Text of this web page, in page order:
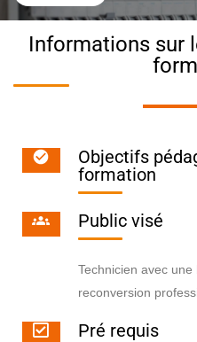
Informations sur
Objectifs
formation
Public visé
Technicien avec
reconversion
Pré requis